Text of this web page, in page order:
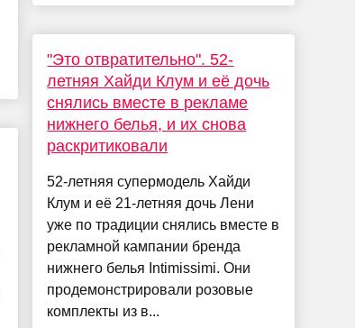
"Это отвратительно". 52-
летняя Хайди Клум и её дочь
снялись вместе в рекламе
нижнего белья, и их снова
раскритиковали
52-летняя супермодель Хайди
Клум и её 21-летняя дочь Лени
уже по традиции снялись вместе в
рекламной кампании бренда
нижнего белья Intimissimi. Они
продемонстрировали розовые
комплекты из в...